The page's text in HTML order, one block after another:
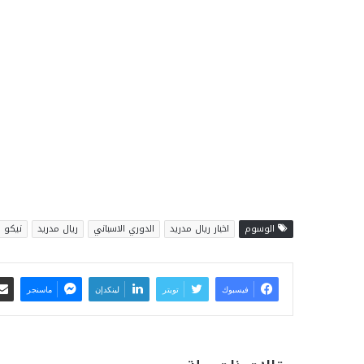
الوسوم اخبار ريال مدريد الدوري الاسباني ريال مدريد نيكو
فيسبوك تويتر لينكدإن ماسنجر